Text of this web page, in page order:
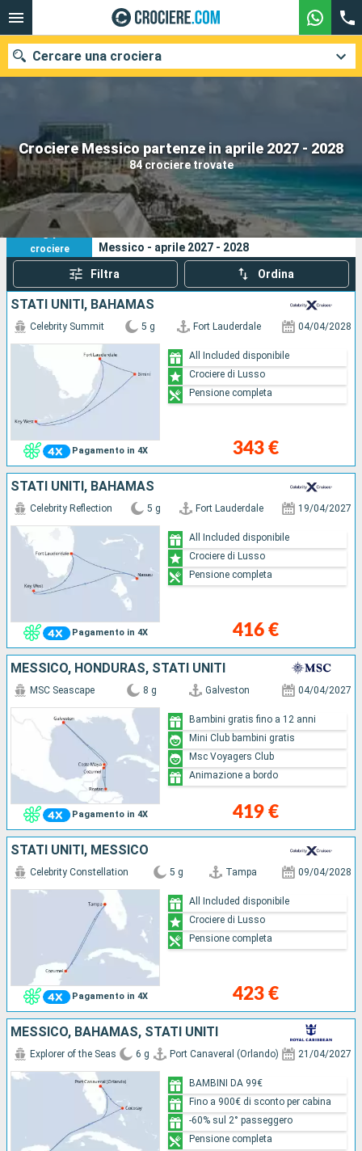
Crociere Messico partenze in aprile 2027 - 2028
84 crociere trovate
Cercare una crociera
Le nostre destinazioni
Mesi di partenza
Porti Compagnie
Ricerca
84
crociere
I tuoi criteri di ricerca:
Messico - aprile 2027 - 2028
Filtra Ordina
STATI UNITI, BAHAMAS
Pagamento in 4X
Celebrity Summit 5 g Fort Lauderdale 04/04/2028
343 €
All Included disponibile
Crociere di Lusso
Pensione completa
STATI UNITI, BAHAMAS
Pagamento in 4X
Celebrity Reflection 5 g Fort Lauderdale 19/04/2027
416 €
All Included disponibile
Crociere di Lusso
Pensione completa
MESSICO, HONDURAS, STATI UNITI
Pagamento in 4X
MSC Seascape 8 g Galveston 04/04/2027
419 €
Bambini gratis fino a 12 anni
Mini Club bambini gratis
Msc Voyagers Club
Animazione a bordo
STATI UNITI, MESSICO
Pagamento in 4X
Celebrity Constellation 5 g Tampa 09/04/2028
423 €
All Included disponibile
Crociere di Lusso
Pensione completa
MESSICO, BAHAMAS, STATI UNITI
Explorer of the Seas 6 g Port Canaveral (Orlando) 21/04/2027
BAMBINI DA 99€
Fino a 900€ di sconto per cabina
-60% sul 2° passeggero
Pensione completa